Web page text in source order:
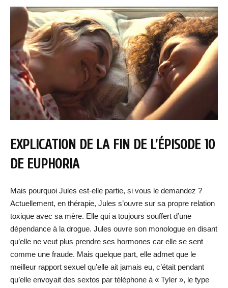
EXPLICATION DE LA FIN DE L’ÉPISODE 10
DE EUPHORIA
Mais pourquoi Jules est-elle partie, si vous le demandez ?
Actuellement, en thérapie, Jules s’ouvre sur sa propre relation
toxique avec sa mère. Elle qui a toujours souffert d’une
dépendance à la drogue. Jules ouvre son monologue en disant
qu’elle ne veut plus prendre ses hormones car elle se sent
comme une fraude. Mais quelque part, elle admet que le
meilleur rapport sexuel qu’elle ait jamais eu, c’était pendant
qu’elle envoyait des sextos par téléphone à « Tyler », le type